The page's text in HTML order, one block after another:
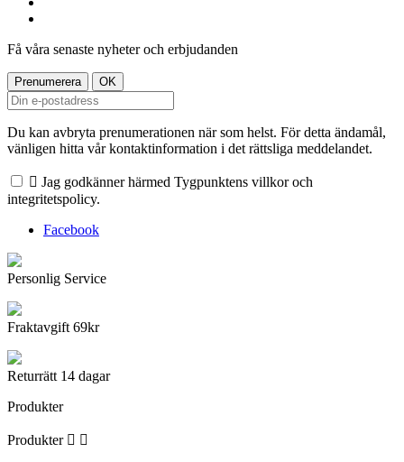
Få våra senaste nyheter och erbjudanden
Du kan avbryta prenumerationen när som helst. För detta ändamål,
vänligen hitta vår kontaktinformation i det rättsliga meddelandet.
 Jag godkänner härmed Tygpunktens villkor och
integritetspolicy.
Facebook
Personlig Service
Fraktavgift 69kr
Returrätt 14 dagar
Produkter
Produkter  